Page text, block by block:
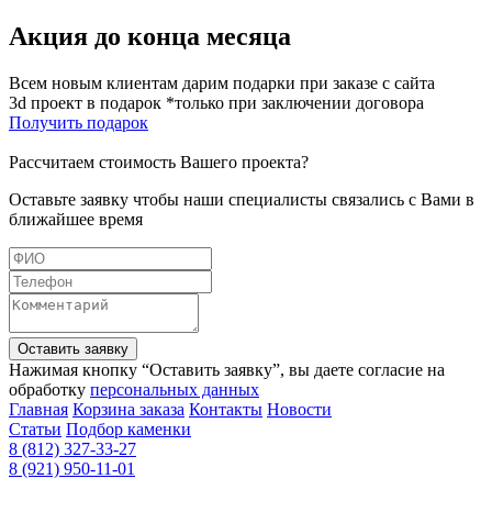
Акция до конца месяца
Всем новым клиентам дарим подарки при заказе с сайта
3d проект в подарок *только при заключении договора
Получить подарок
Рассчитаем стоимость Вашего проекта?
Оставьте заявку чтобы наши специалисты связались с Вами в
ближайшее время
Оставить заявку
Нажимая кнопку “Оставить заявку”, вы даете согласие на
обработку персональных данных
Главная Корзина заказа Контакты Новости
Статьи Подбор каменки
8 (812) 327-33-27
8 (921) 950-11-01